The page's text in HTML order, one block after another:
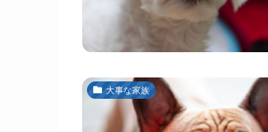
大事な家族